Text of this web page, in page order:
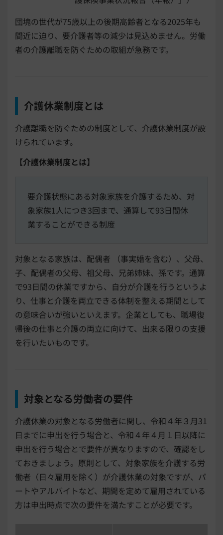
団塊の世代が75歳以上の後期高齢者となる2025年も
間近に迫り、要介護者等の減少は見込めません。労働
者の介護離職を防ぐための取組が急務です。
介護休業制度とは
介護離職を防ぐための制度として、介護休業制度が設
けられています。
【介護休業制度とは】
要介護状態にある対象家族を介護するため、対
象家族1人につき3回まで、通算して93日間休
業することができる制度
対象となる家族は、配偶者 （事実婚を含む）、父母、
子、配偶者の父母、祖父母、兄弟姉妹、孫です。通算
で93日間の休業ですから、自分が介護を行うというよ
り、仕事と介護を両立できる体制を整える期間として
の意味合いが強いといえます。企業としても、職場復
帰後の仕事と介護の両立に向けて、出来る限りの支援
を行いたいものです。
対象となる労働者の要件
介護休業の対象となる労働者に関し、令和４年３月31
日までに申出を行う場合と、令和４年４月１日以降に
申出を行う場合とで要件が異なりますので、確認をし
ておきましょう。原則として、対象家族を介護する労
働者（日々雇用を除く）が介護休業の対象ですが、パ
ートやアルバイトなど、期間を定めて雇用されている
方は申出時点で次の要件を満たすことが必要です。